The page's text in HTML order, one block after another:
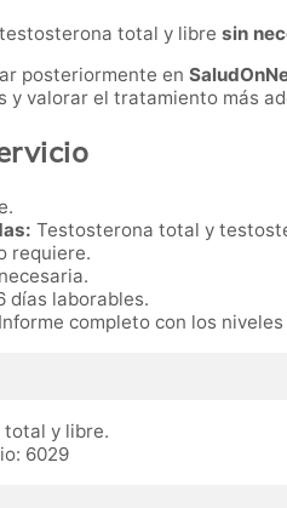
total y libre sin
posteriormente en
valorar el tratamiento más
Testosterona total y
requiere.
días laborables.
Informe completo con los
y libre.
6029